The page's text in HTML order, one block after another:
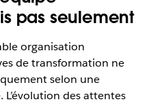
pas seulement
organisation
de transformation ne
selon une
des attentes